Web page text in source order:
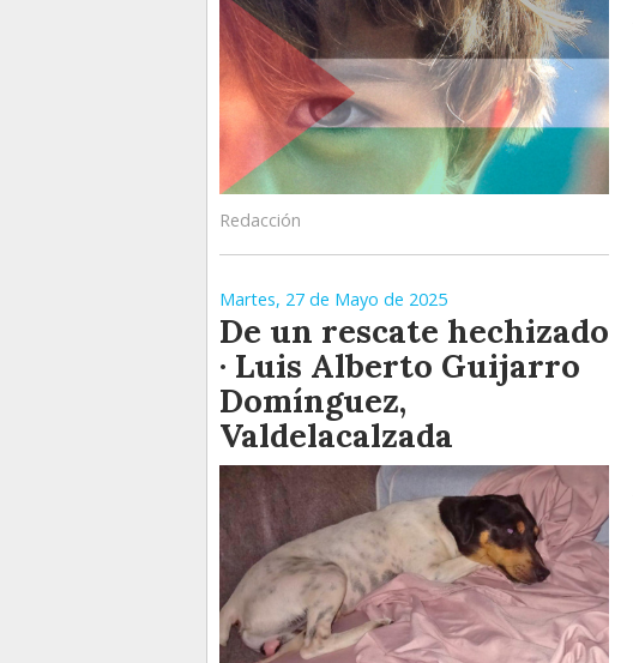
Redacción
Martes, 27 de Mayo de 2025
De un rescate hechizado
· Luis Alberto Guijarro
Domínguez,
Valdelacalzada